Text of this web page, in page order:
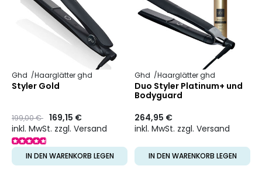
Ghd Haarglätter ghd
Styler Gold
Preis
199,00 €to169,15 €
inkl. MwSt. zzgl. Versand
IN DEN WARENKORB LEGEN
Ghd Haarglätter ghd
Duo Styler Platinum+ und
Bodyguard
264,95 €
inkl. MwSt. zzgl. Versand
IN DEN WARENKORB LEGEN